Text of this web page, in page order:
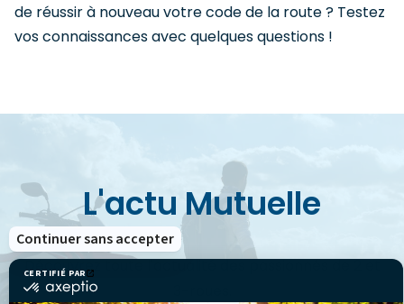
CERTIFIÉ PAR
certifié
Continuer sans accepter
de réussir à nouveau votre code de la route ? Testez
vos connaissances avec quelques questions !
L'actu Mutuelle
Découvrez toute l'actualité des passionnés de 2 et